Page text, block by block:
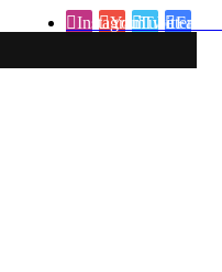
Twitter
YouTube
Instagram